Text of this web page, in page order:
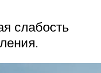
слабость